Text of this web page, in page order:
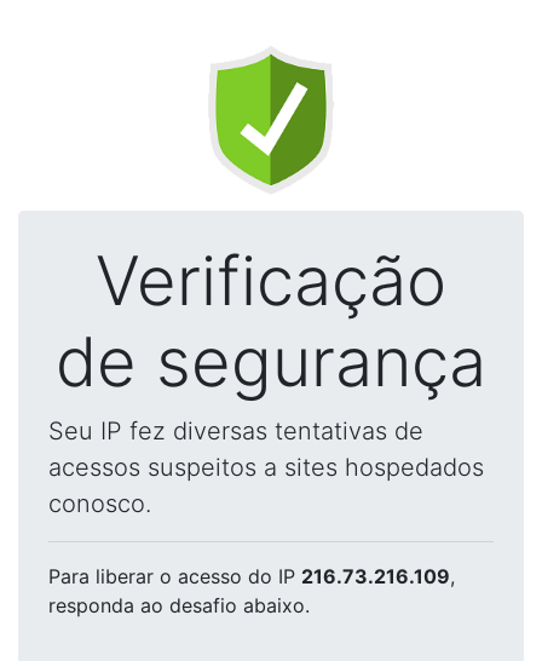
Verificação
de segurança
Seu IP fez diversas tentativas de
acessos suspeitos a sites hospedados
conosco.
Para liberar o acesso do IP 216.73.216.109,
responda ao desafio abaixo.